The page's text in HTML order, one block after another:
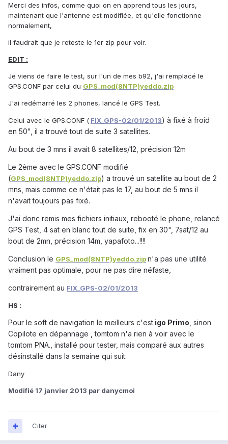
Merci des infos, comme quoi on en apprend tous les jours,
maintenant que l'antenne est modifiée, et qu'elle fonctionne
normalement,
il faudrait que je reteste le 1er zip pour voir.
EDIT :
Je viens de faire le test, sur l'un de mes b92, j'ai remplacé le
GPS.CONF par celui du GPS_mod(8NTP)yeddo.zip
J'ai redémarré les 2 phones, lancé le GPS Test.
Celui avec le GPS.CONF ( FIX_GPS-02/01/2013) à fixé à froid
en 50", il a trouvé tout de suite 3 satellites.
Au bout de 3 mns il avait 8 satellites/12, précision 12m
Le 2ème avec le GPS.CONF modifié
(GPS_mod(8NTP)yeddo.zip) a trouvé un satellite au bout de 2
mns, mais comme ce n'était pas le 17, au bout de 5 mns il
n'avait toujours pas fixé.
J'ai donc remis mes fichiers initiaux, rebooté le phone, relancé
GPS Test, 4 sat en blanc tout de suite, fix en 30", 7sat/12 au
bout de 2mn, précision 14m, yapafoto...!!!!
Conclusion le GPS_mod(8NTP)yeddo.zipn'a pas une utilité
vraiment pas optimale, pour ne pas dire néfaste,
contrairement au FIX_GPS-02/01/2013
HS :
Pour le soft de navigation le meilleurs c'est igo Primo , sinon
Copilote en dépannage , tomtom n'a rien à voir avec le
tomtom PNA., installé pour tester, mais comparé aux autres
désinstallé dans la semaine qui suit.
Dany
Modifié 17 janvier 2013 par danycmoi
Citer